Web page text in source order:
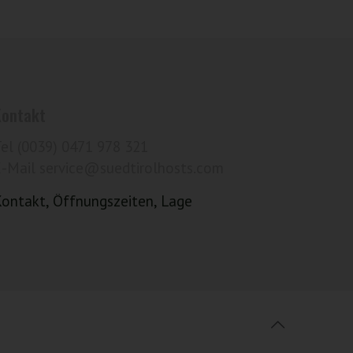
Öffnungszeiten, Lage